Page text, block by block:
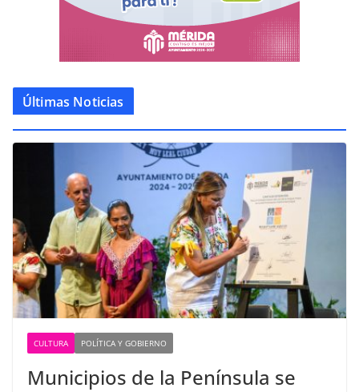
Últimas Noticias
CULTURA POLÍTICA Y GOBIERNO
Municipios de la Península se